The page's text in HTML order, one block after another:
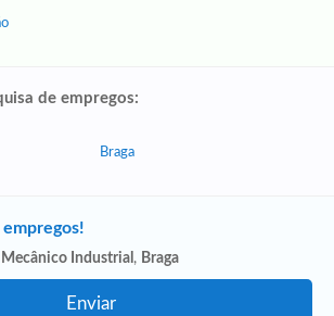
de empregos:
Braga
empregos!
Mecânico Industrial , Braga